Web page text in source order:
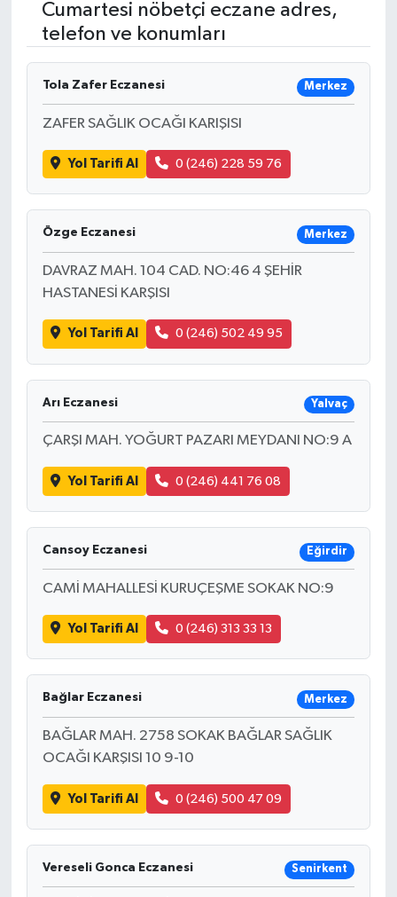
Cumartesi nöbetçi eczane adres,
telefon ve konumları
Tola Zafer Eczanesi Merkez
ZAFER SAĞLIK OCAĞI KARIŞISI
Yol Tarifi Al 0 (246) 228 59 76
Özge Eczanesi Merkez
DAVRAZ MAH. 104 CAD. NO:46 4 ŞEHİR
HASTANESİ KARŞISI
Yol Tarifi Al 0 (246) 502 49 95
Arı Eczanesi Yalvaç
ÇARŞI MAH. YOĞURT PAZARI MEYDANI NO:9 A
Yol Tarifi Al 0 (246) 441 76 08
Cansoy Eczanesi Eğirdir
CAMİ MAHALLESİ KURUÇEŞME SOKAK NO:9
Yol Tarifi Al 0 (246) 313 33 13
Bağlar Eczanesi Merkez
BAĞLAR MAH. 2758 SOKAK BAĞLAR SAĞLIK
OCAĞI KARŞISI 10 9-10
Yol Tarifi Al 0 (246) 500 47 09
Vereseli Gonca Eczanesi Senirkent
RESMİ İLANLAR